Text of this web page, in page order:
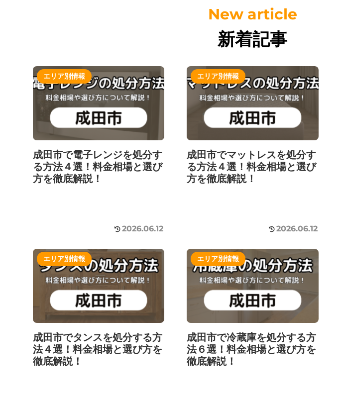
新着記事
エリア別情報
成田市で電子レンジを処分す
る方法４選！料金相場と選び
方を徹底解説！
2026.06.12
エリア別情報
成田市でマットレスを処分す
る方法４選！料金相場と選び
方を徹底解説！
2026.06.12
エリア別情報
成田市でタンスを処分する方
法４選！料金相場と選び方を
徹底解説！
エリア別情報
成田市で冷蔵庫を処分する方
法６選！料金相場と選び方を
徹底解説！